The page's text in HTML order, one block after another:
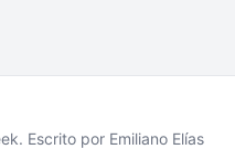
Escrito por Emiliano Elías